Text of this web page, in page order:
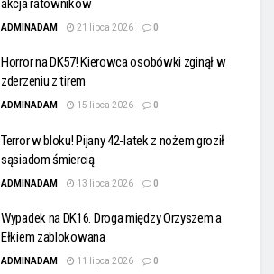
ADMINADAM 21 lipca 2026 0
Horror na DK57! Kierowca osobówki zginął w
zderzeniu z tirem
ADMINADAM 15 lipca 2026 0
Terror w bloku! Pijany 42-latek z nożem groził
sąsiadom śmiercią
ADMINADAM 13 lipca 2026 0
Wypadek na DK16. Droga między Orzyszem a
Ełkiem zablokowana
ADMINADAM 11 lipca 2026 0